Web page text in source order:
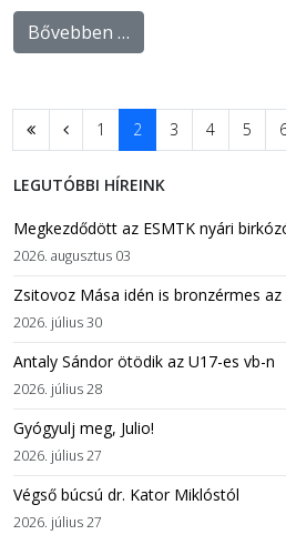
Bővebben …
1 2 3 4 5
LEGUTÓBBI HÍREINK
Megkezdődött az ESMTK nyári
2026. augusztus 03
Zsitovoz Mása idén is bronzérmes az
2026. július 30
Antaly Sándor ötödik az U17-es vb-n
2026. július 28
Gyógyulj meg, Julio!
2026. július 27
Végső búcsú dr. Kator Miklóstól
2026. július 27